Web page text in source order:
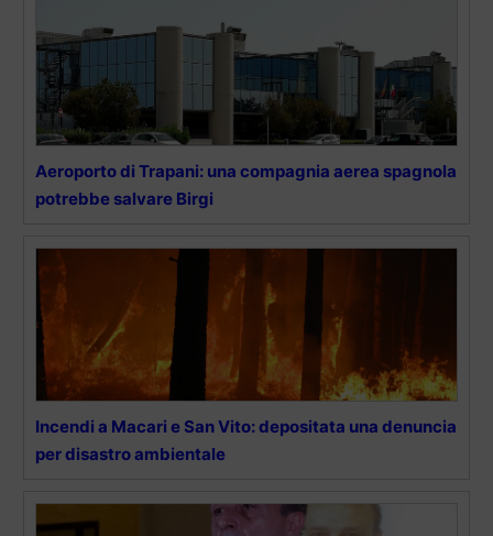
Aeroporto di Trapani: una compagnia aerea spagnola
potrebbe salvare Birgi
Incendi a Macari e San Vito: depositata una denuncia
per disastro ambientale